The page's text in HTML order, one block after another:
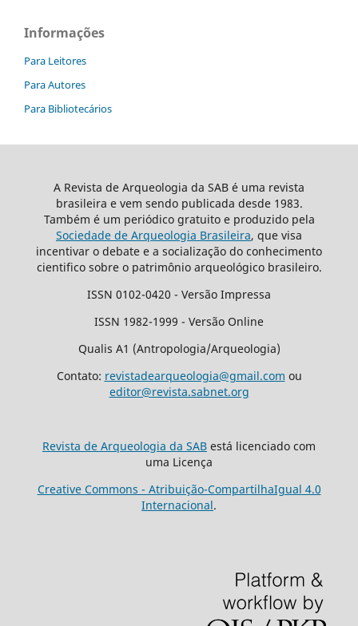
Informações
Para Leitores
Para Autores
Para Bibliotecários
A Revista de Arqueologia da SAB é uma revista
brasileira e vem sendo publicada desde 1983.
Também é um periódico gratuito e produzido pela
Sociedade de Arqueologia Brasileira, que visa
incentivar o debate e a socialização do conhecimento
cientifico sobre o patrimônio arqueológico brasileiro.
ISSN 0102-0420 - Versão Impressa
ISSN 1982-1999 - Versão Online
Qualis A1 (Antropologia/Arqueologia)
Contato: revistadearqueologia@gmail.com ou
editor@revista.sabnet.org
Revista de Arqueologia da SAB está licenciado com
uma Licença
Creative Commons - Atribuição-CompartilhaIgual 4.0
Internacional.